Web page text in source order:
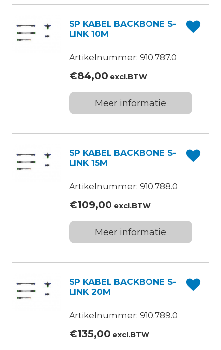
SP KABEL BACKBONE S-
LINK 10M
Artikelnummer: 910.787.0
€84,00 excl.BTW
Meer informatie
SP KABEL BACKBONE S-
LINK 15M
Artikelnummer: 910.788.0
€109,00 excl.BTW
Meer informatie
SP KABEL BACKBONE S-
LINK 20M
Artikelnummer: 910.789.0
€135,00 excl.BTW